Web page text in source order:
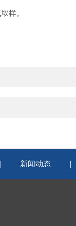
样。
新闻动态 |